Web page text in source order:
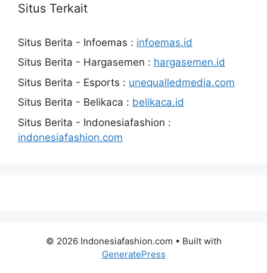
Situs Terkait
Situs Berita - Infoemas : infoemas.id
Situs Berita - Hargasemen : hargasemen.id
Situs Berita - Esports : unequalledmedia.com
Situs Berita - Belikaca : belikaca.id
Situs Berita - Indonesiafashion :
indonesiafashion.com
© 2026 Indonesiafashion.com • Built with
GeneratePress